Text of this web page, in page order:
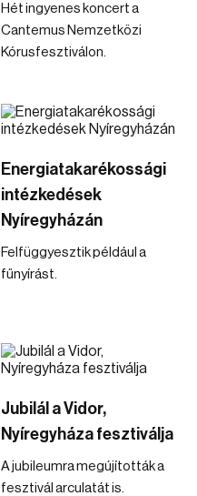
Hét ingyenes koncert a
Cantemus Nemzetközi
Kórusfesztiválon.
Energiatakarékossági
intézkedések
Nyíregyházán
Felfüggyesztik például a
fűnyírást.
Jubilál a Vidor,
Nyíregyháza fesztiválja
A jubileumra megújították a
fesztivál arculatát is.